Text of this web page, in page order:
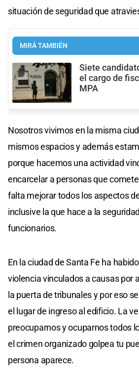
situación de seguridad que
MIRÁ TAMBIÉN
Siete
el cargo de
MPA
Nosotros vivimos en la misma
mismos espacios y además
porque hacemos una actividad
encarcelar a personas que
falta mejorar todos los aspectos
inclusive la que hace a la
funcionarios.
En la ciudad de Santa Fe ha
violencia vinculados a causas por
la puerta de tribunales y por eso
el lugar de ingreso al edificio. La
preocuparnos y ocuparnos todos
el crimen organizado golpea tu
persona aparece.